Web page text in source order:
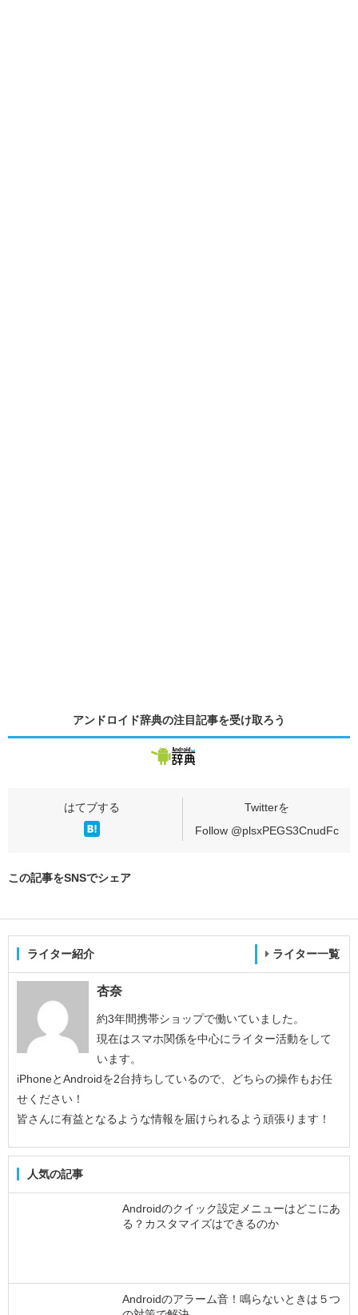
アンドロイド辞典の注目記事を受け取ろう
Follow @plsxPEGS3CnudFc
この記事をSNSでシェア
ライター紹介 ライター一覧
杏奈
約3年間携帯ショップで働いていました。
現在はスマホ関係を中心にライター活動をして
います。
iPhoneとAndroidを2台持ちしているので、どちらの操作もお任
せください！
皆さんに有益となるような情報を届けられるよう頑張ります！
人気の記事
Androidのクイック設定メニューはどこにあ
る？カスタマイズはできるのか
Androidのアラーム音！鳴らないときは５つ